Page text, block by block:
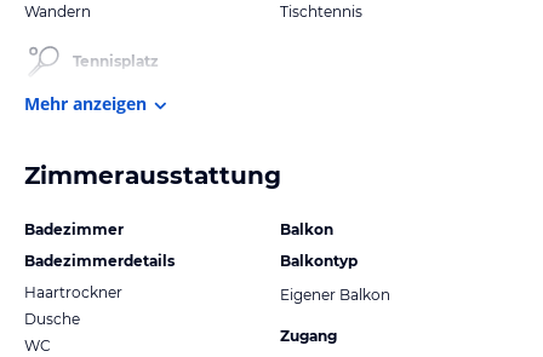
Wandern
Tennisplatz
Tischtennis
Mehr anzeigen
Zimmerausstattung
Badezimmer
Badezimmerdetails
Haartrockner
Dusche
WC
Balkon
Balkontyp
Eigener Balkon
Zugang